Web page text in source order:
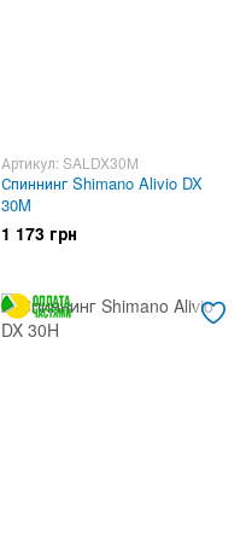
Артикул: SALDX30M
Спиннинг Shimano Alivio DX
30M
1 173 грн